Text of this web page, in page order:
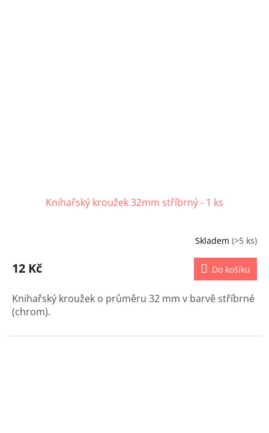
Knihařský kroužek 32mm stříbrný - 1 ks
Skladem (>5 ks)
12 Kč Do košíku
Knihařský kroužek o průměru 32 mm v barvě stříbrné
(chrom).